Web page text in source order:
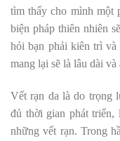
tìm thấy cho mình một
biện pháp thiên nhiên
hỏi bạn phải kiên trì
mang lại sẽ là lâu dài
Vết rạn da là do trọng
đủ thời gian phát triển,
những vết rạn. Trong